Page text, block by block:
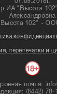
07.09.2018г.
ИА "Высота
Александровна
"Высота 102" -
перепечатки и
почта:
(8442) 78-